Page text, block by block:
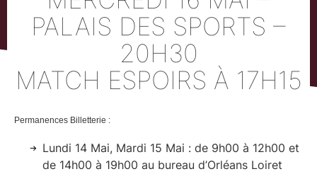
PALAIS DES SPORTS –
20H30
MATCH ESPOIRS À 17H15
Permanences Billetterie :
Lundi 14 Mai, Mardi 15 Mai : de 9h00 à 12h00 et
de 14h00 à 19h00 au bureau d’Orléans Loiret